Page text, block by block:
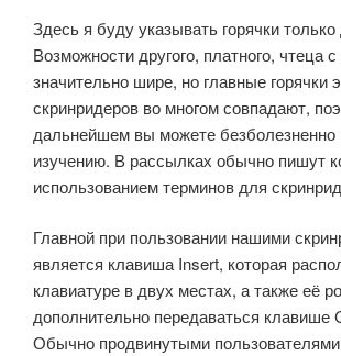
Здесь я буду указывать горячки
Возможности другого, платного, чтеца
значительно шире, но главные горячки
скринридеров во многом совпадают,
дальнейшем вы можете безболезненно
изучению. В рассылках обычно пишут
использованием терминов для
Главной при пользовании нашими
является клавиша Insert, которая
клавиатуре в двух местах, а также её
дополнительно передаваться клавише
Обычно продвинутыми